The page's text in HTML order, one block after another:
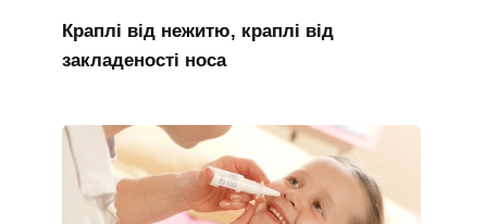
Краплі від нежитю, краплі від
закладеності носа